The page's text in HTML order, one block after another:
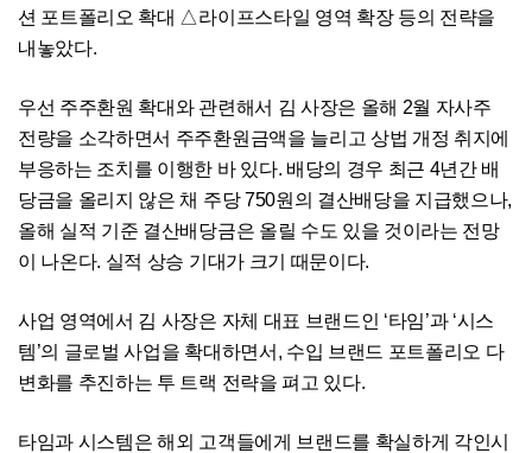
션 포트폴리오 확대 △라이프스타일 영역 확장 등의 전략을
내놓았다.
우선 주주환원 확대와 관련해서 김 사장은 올해 2월 자사주
전량을 소각하면서 주주환원금액을 늘리고 상법 개정 취지에
부응하는 조치를 이행한 바 있다. 배당의 경우 최근 4년간 배
당금을 올리지 않은 채 주당 750원의 결산배당을 지급했으나,
올해 실적 기준 결산배당금은 올릴 수도 있을 것이라는 전망
이 나온다. 실적 상승 기대가 크기 때문이다.
사업 영역에서 김 사장은 자체 대표 브랜드인 ‘타임’과 ‘시스
템’의 글로벌 사업을 확대하면서, 수입 브랜드 포트폴리오 다
변화를 추진하는 투 트랙 전략을 펴고 있다.
타임과 시스템은 해외 고객들에게 브랜드를 확실하게 각인시